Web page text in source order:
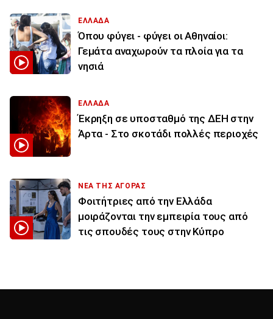
ΕΛΛΑΔΑ
Όπου φύγει - φύγει οι Αθηναίοι:
Γεμάτα αναχωρούν τα πλοία για τα
νησιά
ΕΛΛΑΔΑ
Έκρηξη σε υποσταθμό της ΔΕΗ στην
Άρτα - Στο σκοτάδι πολλές περιοχές
ΝΕΑ ΤΗΣ ΑΓΟΡΑΣ
Φοιτήτριες από την Ελλάδα
μοιράζονται την εμπειρία τους από
τις σπουδές τους στην Κύπρο